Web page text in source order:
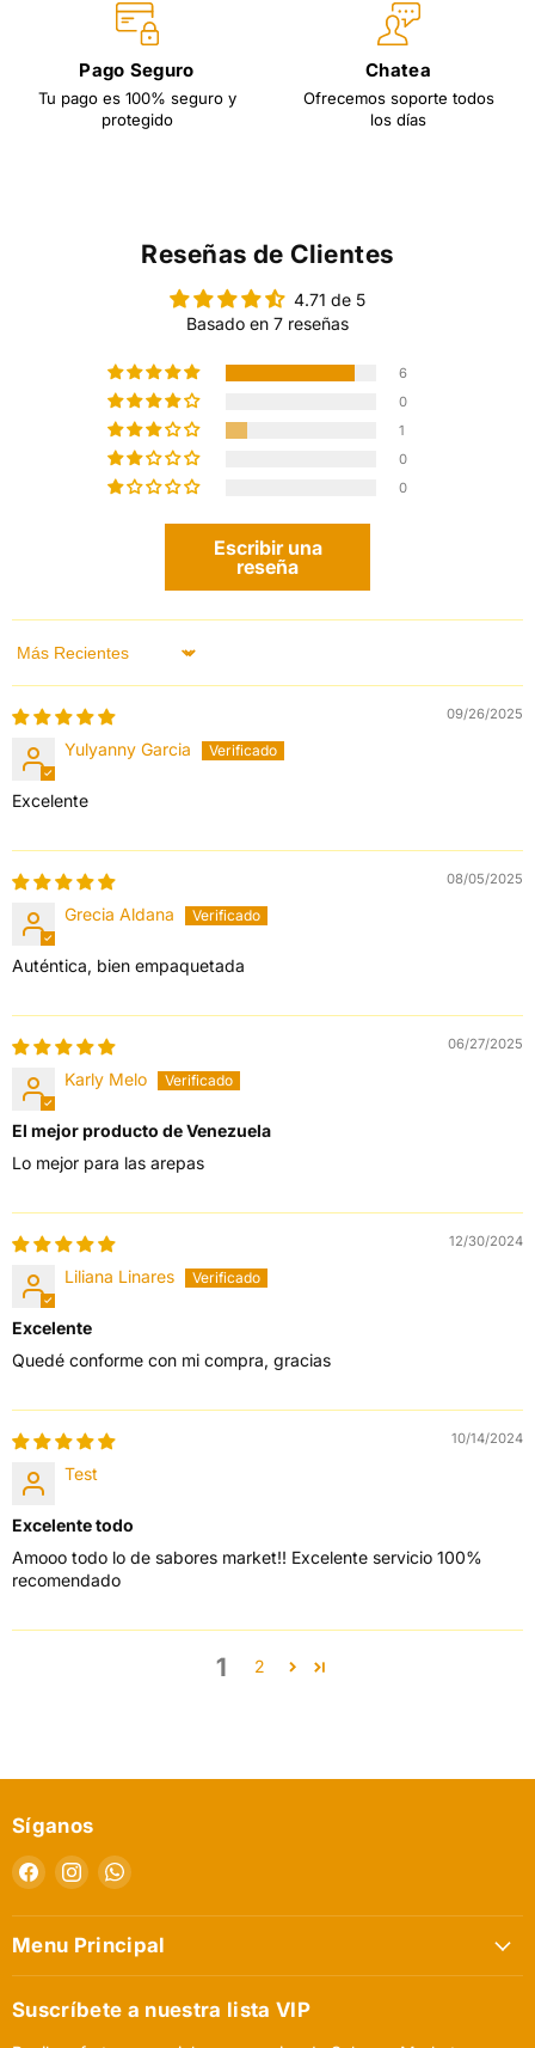
Pago Seguro
Tu pago es 100% seguro y
protegido
Chatea
Ofrecemos soporte todos
los días
Reseñas de Clientes
4.71 de 5
Basado en 7 reseñas
6
0
1
0
0
Escribir una
reseña
Sort by
09/26/2025
Yulyanny Garcia
Excelente
08/05/2025
Grecia Aldana
Auténtica, bien empaquetada
06/27/2025
Karly Melo
El mejor producto de Venezuela
Lo mejor para las arepas
12/30/2024
Liliana Linares
Excelente
Quedé conforme con mi compra, gracias
10/14/2024
Test
Excelente todo
Amooo todo lo de sabores market!! Excelente servicio 100%
recomendado
1 2
Síganos
Encuéntrenos
en
Facebook
Encuéntrenos
en
Instagram
Encuéntrenos
WhatsApp
Menu Principal
Suscríbete a nuestra lista VIP